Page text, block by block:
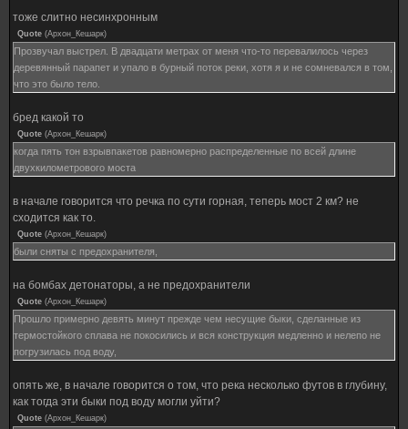
тоже слитно несинхронным
Quote (Архон_Кешарк)
Прозвучал выстрел. В двадцати метрах от меня что-то перевалилось через
деревянный парапет и упало в бурный поток реки, хотя я и не сомневался в том,
что это было тело.
бред какой то
Quote (Архон_Кешарк)
когда пять тон взрывпакетов равномерно распределенные по всей длине
двухкилометрового моста
в начале говорится что речка по сути горная, теперь мост 2 км? не
сходится как то.
Quote (Архон_Кешарк)
были сняты с предохранителя,
на бомбах детонаторы, а не предохранители
Quote (Архон_Кешарк)
Прошло примерно девять минут прежде чем несущие быки, сделанные из
термостойкого сплава не покосились и вся конструкция медленно и нелепо не
погрузилась под воду,
опять же, в начале говорится о том, что река несколько футов в глубину,
как тогда эти быки под воду могли уйти?
Quote (Архон_Кешарк)